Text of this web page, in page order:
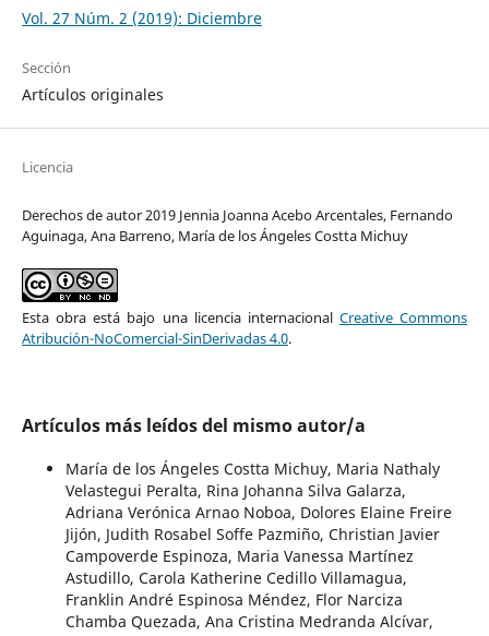
Vol. 27 Núm. 2 (2019): Diciembre
Sección
Artículos originales
Licencia
Derechos de autor 2019 Jennia Joanna Acebo Arcentales, Fernando
Aguinaga, Ana Barreno, María de los Ángeles Costta Michuy
Esta obra está bajo una licencia internacional Creative Commons
Atribución-NoComercial-SinDerivadas 4.0.
Artículos más leídos del mismo autor/a
María de los Ángeles Costta Michuy, Maria Nathaly
Velastegui Peralta, Rina Johanna Silva Galarza,
Adriana Verónica Arnao Noboa, Dolores Elaine Freire
Jijón, Judith Rosabel Soffe Pazmiño, Christian Javier
Campoverde Espinoza, Maria Vanessa Martínez
Astudillo, Carola Katherine Cedillo Villamagua,
Franklin André Espinosa Méndez, Flor Narciza
Chamba Quezada, Ana Cristina Medranda Alcívar,